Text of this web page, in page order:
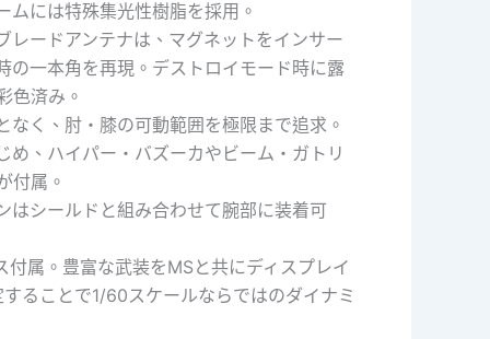
には特殊集光性樹脂を採用。
ードアンテナは、マグネットをインサー
の一本角を再現。デストロイモード時に露
色済み。
く、肘・膝の可動範囲を極限まで追求。
、ハイパー・バズーカやビーム・ガトリ
付属。
シールドと組み合わせて腕部に装着可
属。豊富な武装をMSと共にディスプレイ
ることで1/60スケールならではのダイナミ